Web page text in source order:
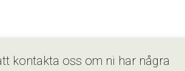
kontakta oss om ni har några